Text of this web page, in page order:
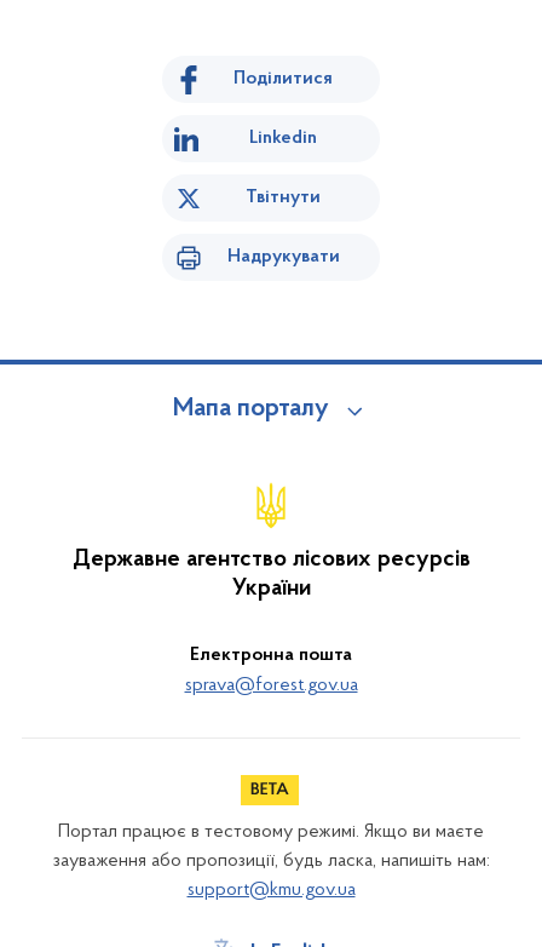
Поділитися
Linkedin
Твітнути
Надрукувати
Мапа порталу
Державне агентство лісових ресурсів
України
Електронна пошта
sprava@forest.gov.ua
Портал працює в тестовому режимі. Якщо ви маєте
зауваження або пропозиції, будь ласка, напишіть нам:
support@kmu.gov.ua